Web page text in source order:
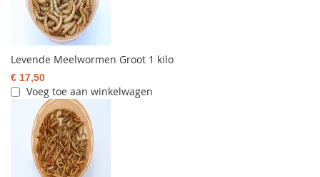
Levende Meelwormen Groot 1 kilo
€ 17,50
Voeg toe aan winkelwagen